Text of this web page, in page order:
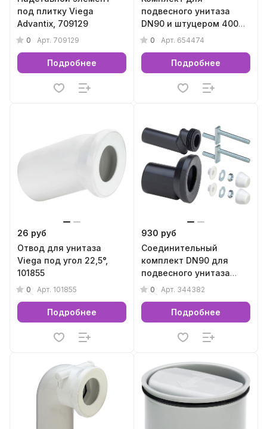
под плитку Viega
Advantix, 709129
0 Арт. 709129
Подробнее
подвесного унитаза
DN90 и штуцером 400
мм Viega, 654474
0 Арт. 654474
Подробнее
26 руб
Отвод для унитаза
Viega под угол 22,5°,
101855
0 Арт. 101855
Подробнее
930 руб
Соединительный
комплект DN90 для
подвесного унитаза
Viega, 344382
0 Арт. 344382
Подробнее